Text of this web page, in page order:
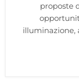
proposte
illuminazione,